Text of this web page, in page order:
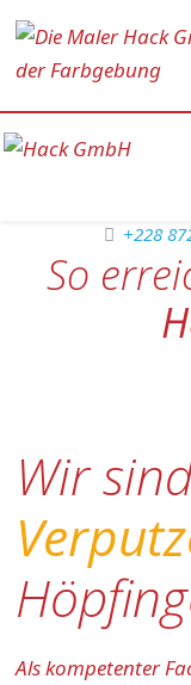
+228
So
Wir
Als kompetenter